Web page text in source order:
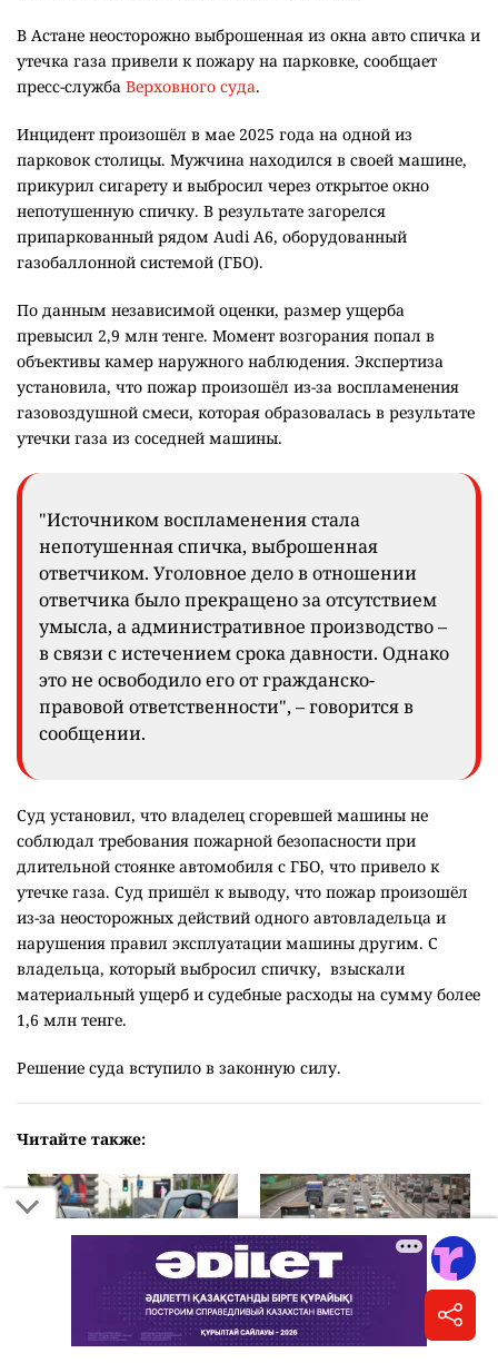
В Астане неосторожно выброшенная из окна авто спичка и
утечка газа привели к пожару на парковке, сообщает
пресс-служба Верховного суда.
Инцидент произошёл в мае 2025 года на одной из
парковок столицы. Мужчина находился в своей машине,
прикурил сигарету и выбросил через открытое окно
непотушенную спичку. В результате загорелся
припаркованный рядом Audi A6, оборудованный
газобаллонной системой (ГБО).
По данным независимой оценки, размер ущерба
превысил 2,9 млн тенге. Момент возгорания попал в
объективы камер наружного наблюдения. Экспертиза
установила, что пожар произошёл из-за воспламенения
газовоздушной смеси, которая образовалась в результате
утечки газа из соседней машины.
"Источником воспламенения стала
непотушенная спичка, выброшенная
ответчиком. Уголовное дело в отношении
ответчика было прекращено за отсутствием
умысла, а административное производство –
в связи с истечением срока давности. Однако
это не освободило его от гражданско-
правовой ответственности", – говорится в
сообщении.
Суд установил, что владелец сгоревшей машины не
соблюдал требования пожарной безопасности при
длительной стоянке автомобиля с ГБО, что привело к
утечке газа. Суд пришёл к выводу, что пожар произошёл
из-за неосторожных действий одного автовладельца и
нарушения правил эксплуатации машины другим. С
владельца, который выбросил спичку, взыскали
материальный ущерб и судебные расходы на сумму более
1,6 млн тенге.
Решение суда вступило в законную силу.
Читайте также:
Поток автомобилей на
дорогах Казахстана за
"Надо уничтожать".
Сажать в тюрьму "серых"